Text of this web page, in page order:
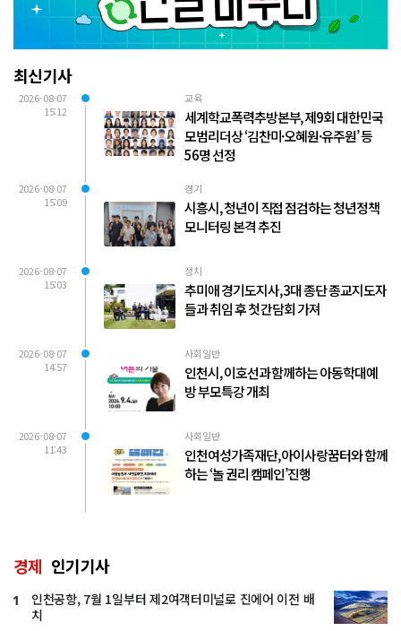
최신기사
2026-08-07
15:12
교육
세계학교폭력추방본부, 제9회 대한민국
모범리더상 ‘김찬미·오혜원·유주원’ 등
56명 선정
2026-08-07
15:09
경기
시흥시, 청년이 직접 점검하는 청년정책
모니터링 본격 추진
2026-08-07
15:03
정치
추미애 경기도지사, 3대 종단 종교지도자
들과 취임 후 첫 간담회 가져
2026-08-07
14:57
사회일반
인천시, 이호선과 함께하는 아동학대예
방 부모특강 개최
2026-08-07
11:43
사회일반
인천여성가족재단, 아이사랑꿈터와 함께
하는 ‘놀 권리 캠페인’진행
경제 인기기사
1
인천공항, 7월 1일부터 제2여객터미널로 진에어 이전 배
치